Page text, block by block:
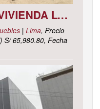
ASOCIACIÓN DE VIVIENDA LOS CACTUS MZ. C LOTE 9, DISTRITO DE PACHACAMAC, PROVINCIA Y DEPARTAMENTO DE LIMA
| Lima, Precio
S/ 65,980.80, Fecha